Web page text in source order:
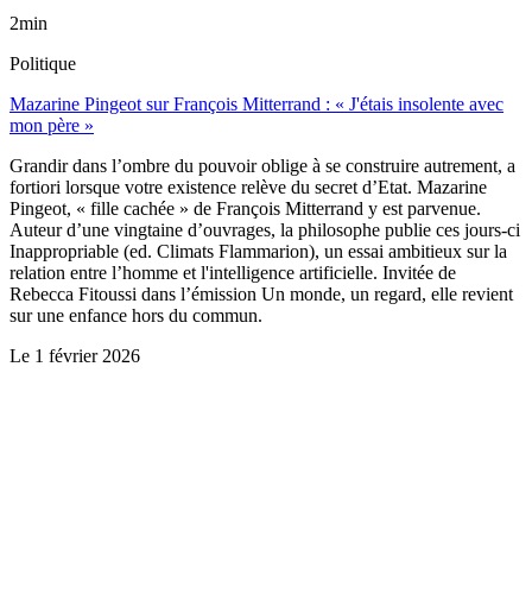
2min
Politique
Mazarine Pingeot sur François Mitterrand : « J'étais insolente avec
mon père »
Grandir dans l’ombre du pouvoir oblige à se construire autrement, a
fortiori lorsque votre existence relève du secret d’Etat. Mazarine
Pingeot, « fille cachée » de François Mitterrand y est parvenue.
Auteur d’une vingtaine d’ouvrages, la philosophe publie ces jours-ci
Inappropriable (ed. Climats Flammarion), un essai ambitieux sur la
relation entre l’homme et l'intelligence artificielle. Invitée de
Rebecca Fitoussi dans l’émission Un monde, un regard, elle revient
sur une enfance hors du commun.
Le 1 février 2026